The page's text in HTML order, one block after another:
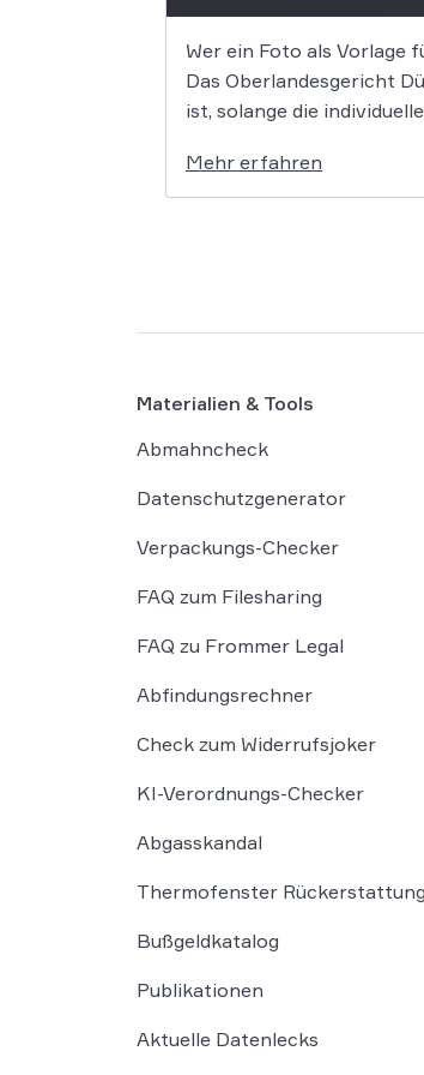
Wer ein Foto als Vorlage
Das Oberlandesgericht
ist, solange die
Mehr erfahren
Materialien & Tools
Abmahncheck
Datenschutzgenerator
Verpackungs-Checker
FAQ zum Filesharing
FAQ zu Frommer Legal
Abfindungsrechner
Check zum Widerrufsjoker
KI-Verordnungs-Checker
Abgasskandal
Thermofenster Rückerstattung
Bußgeldkatalog
Publikationen
Aktuelle Datenlecks